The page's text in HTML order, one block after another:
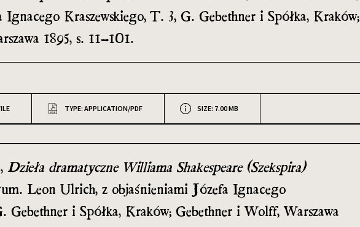
Kraszewskiego, T. 3, G. Gebethner i Spółka, Kraków;
1895, s. 11–101.
TYPE: APPLICATION/PDF SIZE: 7.00 MB
Dzieła dramatyczne Williama Shakespeare (Szekspira)
Leon Ulrich, z objaśnieniami Józefa Ignacego
Gebethner i Spółka, Kraków; Gebethner i Wolff, Warszawa